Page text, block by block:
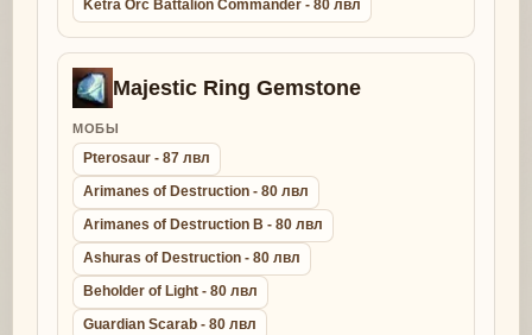
Ketra Orc Battalion Commander - 80 лвл
Majestic Ring Gemstone
МОБЫ
Pterosaur - 87 лвл
Arimanes of Destruction - 80 лвл
Arimanes of Destruction B - 80 лвл
Ashuras of Destruction - 80 лвл
Beholder of Light - 80 лвл
Guardian Scarab - 80 лвл